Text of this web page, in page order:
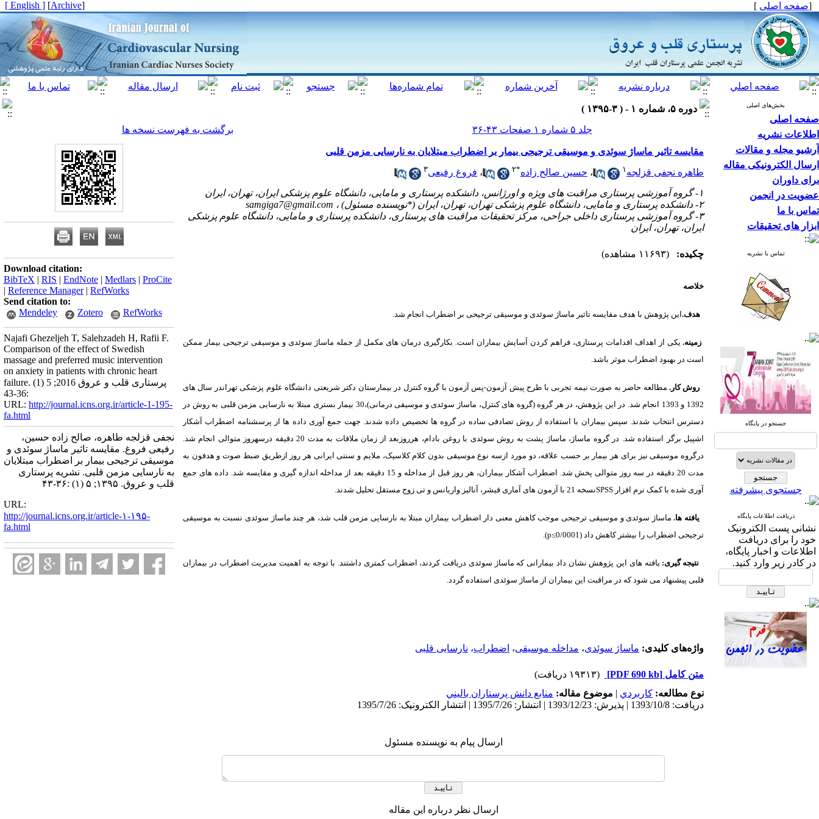
[صفحه اصلی ]
[
Archive
]
[ English ]
بخش‌های اصلی
صفحه اصلی
اطلاعات نشریه
آرشیو مجله و مقالات
ارسال الکترونیکی مقاله
برای داوران
عضویت در انجمن
تماس با ما
ابزار های تحقیقات
تماس با نشریه
صندوق پستی:
تلفاکس: 23922270-021
تلفن: 6-22663165-021
آدرس پایگاه الکترونیکی:
http://journal.icns.org.ir
آدرس‌ پست الکترونیکی انجمن:
info@icns.org.ir
آدرس پست الکترونیکی نشریه:
نشانی مجله: تهران، خیابان ولیعصر،
ابتدای بزرگراه نیایش، بیمارستان
قلب شهید رجایی- ساختمان انجمن
پرستاری قلب و عروق ایران
جستجو در پایگاه
جستجوی پیشرفته
دریافت اطلاعات پایگاه
نشانی پست الکترونیک
خود را برای دریافت
اطلاعات و اخبار پایگاه،
در کادر زیر وارد کنید.
دوره ۵، شماره ۱ - ( ۳-۱۳۹۵ )
جلد ۵ شماره ۱ صفحات ۴۳-۳۶
برگشت به فهرست نسخه ها
مقایسه تاثیر ماساژ سوئدی و موسیقی ترجیحی بیمار بر اضطراب مبتلایان به نارسایی مزمن قلبی
طاهره نجفی قزلجه ۱ ، حسین صالح زاده*۲ ، فروغ رفیعی۳
۱- گروه آموزشی پرستاری مراقبت های ویژه و اورژانس، دانشکده پرستاری و مامایی، دانشگاه علوم پزشکی ایران، تهران، ایران
۲- دانشکده پرستاری و مامایی، دانشگاه علوم پزشکی تهران، تهران، ایران (*نویسنده مسئول) ،
samgiga7@gmail.com
۳- گروه آموزشی پرستاری داخلی جراحی، مرکز تحقیقات مراقبت های پرستاری، دانشکده پرستاری و مامایی، دانشگاه علوم پزشکی
ایران، تهران، ایران
چکیده: (۱۱۶۹۳ مشاهده)
خلاصه
هدف.این پژوهش با هدف مقایسه تاثیر ماساژ سوئدی و موسیقی ترجیحی بر اضطراب انجام شد.
زمینه. یکی از اهداف اقدامات پرستاری، فراهم کردن آسایش بیماران است. بکارگیری درمان های مکمل از جمله ماساژ سوئدی و موسیقی ترجیحی بیمار ممکن
است در بهبود اضطراب موثر باشد.
روش کار. مطالعه حاضر به صورت نیمه تجربی با طرح پیش آزمون-پس آزمون با گروه کنترل در بیمارستان دکتر شریعتی دانشگاه علوم پزشکی تهراندر سال های
1392 و 1393 انجام شد. در این پژوهش، در هر گروه (گروه های کنترل، ماساژ سوئدی و موسیقی درمانی)،30 بیمار بستری مبتلا به نارسایی مزمن قلبی به روش در
دسترس انتخاب شدند. سپس بیماران با استفاده از روش تصادفی ساده در گروه ها تخصیص داده شدند. جهت جمع آوری داده ها از پرسشنامه اضطراب آشکار
اشپیل برگر استفاده شد. در گروه ماساژ، ماساژ پشت به روش سوئدی با روغن بادام، هرروزبعد از زمان ملاقات به مدت 20 دقیقه درسهروز متوالی انجام شد.
درگروه موسیقی نیز برای هر بیمار بر حسب علاقه، دو مورد ازسه نوع موسیقی بدون کلام کلاسیک، ملایم و سنتی ایرانی هر روز ازطریق ضبط صوت و هدفون به
مدت
20 دقیقه در سه روز متوالی پخش شد. اضطراب آشکار بیماران، هر روز قبل از مداخله و 15 دقیقه بعد از مداخله اندازه گیری و مقایسه شد. داده های جمع
آوری شده با کمک نرم افزار SPSSنسخه 21 با آزمون های آماری فیشر، آنالیز واریانس و تی زوج مستقل تحلیل شدند.
یافته ها. ماساژ سوئدی و موسیقی ترجیحی موجب کاهش معنی دار اضطراب بیماران مبتلا به نارسایی مزمن قلب شد، هر چند ماساژ سوئدی نسبت به موسیقی
ترجیحی اضطراب را بیشتر کاهش داد (0/0001≥
p
).
نتیجه گیری: یافته های این پژوهش نشان داد بیمارانی که ماساژ سوئدی دریافت کردند، اضطراب کمتری داشتند. با توجه به اهمیت مدیریت اضطراب در بیماران
قلبی پیشنهاد می شود که در مراقبت این بیماران از ماساژ سوئدی استفاده گردد.
واژه‌های کلیدی: ماساژ سوئدی، مداخله موسیقی، اضطراب، نارسایی قلبی
متن کامل [PDF 690 kb]
(۱۹۳۱۳ دریافت)
نوع مطالعه: كاربردي | موضوع مقاله: منابع دانش پرستاران باليني
دریافت: 1393/10/8 | پذیرش: 1393/12/23 | انتشار: 1395/7/26 | انتشار الکترونیک: 1395/7/26
ارسال پیام به نویسنده مسئول
ارسال نظر درباره این مقاله
Download citation:
BibTeX | RIS | EndNote | Medlars | ProCite
| Reference Manager| RefWorks
Send citation to:
Mendeley
Zotero RefWorks
Najafi Ghezeljeh T, Salehzadeh H, Rafii F.
Comparison of the effect of Swedish
massage and preferred music intervention
on anxiety in patients with chronic heart
failure. پرستاری قلب و عروق 2016; 5 (1)
:36-43
URL: http://journal.icns.org.ir/article-1-195-
fa.html
نجفی قزلجه طاهره، صالح زاده حسین،
رفیعی فروغ. مقایسه تاثیر ماساژ سوئدی و
موسیقی ترجیحی بیمار بر اضطراب مبتلایان
به نارسایی مزمن قلبی. نشریه پرستاری
قلب و عروق. ۱۳۹۵; ۵ (۱) :۳۶-۴۳
URL:
http://journal.icns.org.ir/article-۱-۱۹۵-
fa.html